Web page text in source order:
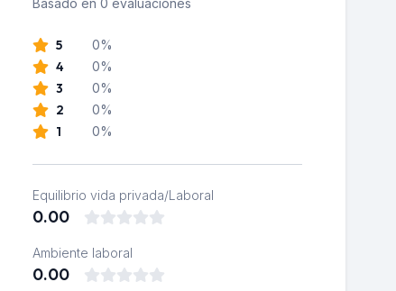
Basado en 0 evaluaciones
5 0%
4 0%
3 0%
2 0%
1 0%
Equilibrio vida privada/Laboral
0.00
Ambiente laboral
0.00